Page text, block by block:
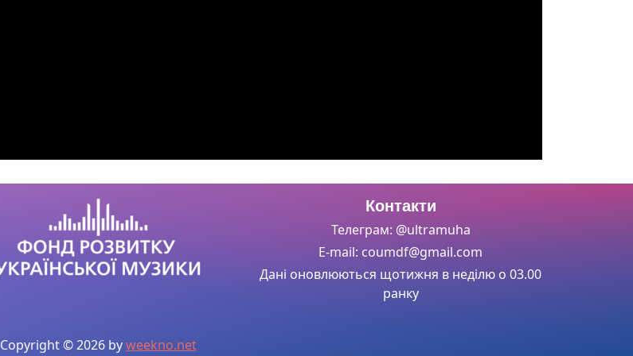
Контакти
Телеграм: @ultramuha
E-mail: coumdf@gmail.com
Дані оновлюються щотижня в неділю о 03.00
ранку
Copyright © 2026 byweekno.net